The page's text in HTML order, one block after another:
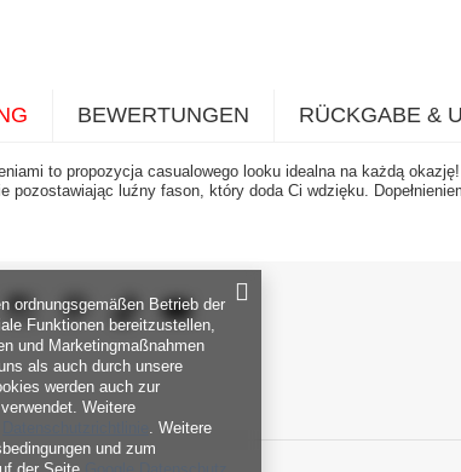
BEWERTUNGEN RÜCKGABE &
to propozycja casualowego looku idealna na każdą
pozostawiając luźny fason, który doda Ci wdzięku.
ordnungsgemäßen Betrieb der
Funktionen bereitzustellen,
und Marketingmaßnahmen
als auch durch unsere
werden auch zur
Weitere
. Weitere
und zum